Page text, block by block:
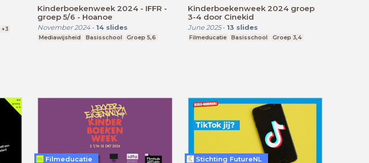
+3
Kinderboekenweek 2024 - IFFR -
groep 5/6 - Hoanoe
November 2024- 14 slides
Mediawijsheid Basisschool Groep 5,6
Kinderboekenweek 2024 groep
3-4 door Cinekid
June 2025- 13 slides
Filmeducatie Basisschool Groep 3,4
Filmeducatie Stichting FutureNL